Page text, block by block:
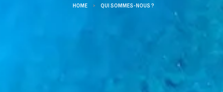
HOME > QUI SOMMES-NOUS ?